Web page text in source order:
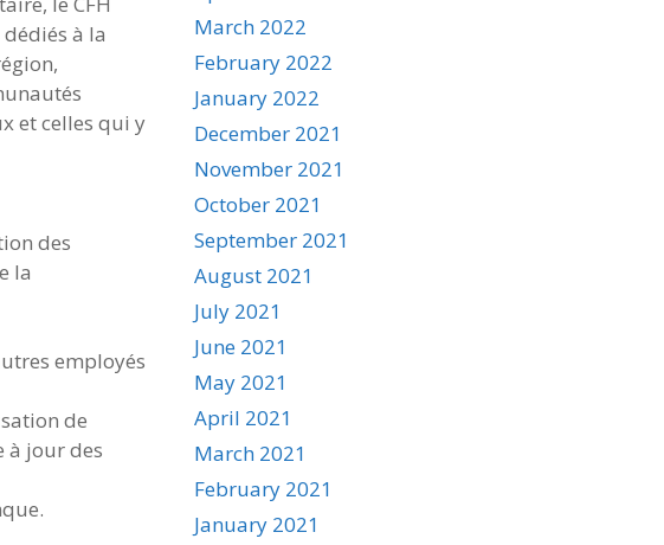
à la
et celles qui y
des
la
employés
de
à jour des
March 2022
February 2022
January 2022
December 2021
November 2021
October 2021
September 2021
August 2021
July 2021
June 2021
May 2021
April 2021
March 2021
February 2021
January 2021